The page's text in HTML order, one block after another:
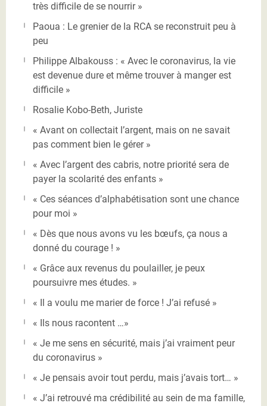
très difficile de se nourrir »
Paoua : Le grenier de la RCA se reconstruit peu à
peu
Philippe Albakouss : « Avec le coronavirus, la vie
est devenue dure et même trouver à manger est
difficile »
Rosalie Kobo-Beth, Juriste
« Avant on collectait l’argent, mais on ne savait
pas comment bien le gérer »
« Avec l’argent des cabris, notre priorité sera de
payer la scolarité des enfants »
« Ces séances d’alphabétisation sont une chance
pour moi »
« Dès que nous avons vu les bœufs, ça nous a
donné du courage ! »
« Grâce aux revenus du poulailler, je peux
poursuivre mes études. »
« Il a voulu me marier de force ! J’ai refusé »
« Ils nous racontent …»
« Je me sens en sécurité, mais j’ai vraiment peur
du coronavirus »
« Je pensais avoir tout perdu, mais j’avais tort… »
« J’ai retrouvé ma crédibilité au sein de ma famille,